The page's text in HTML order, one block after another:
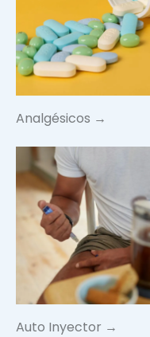
Analgésicos →
Auto Inyector →